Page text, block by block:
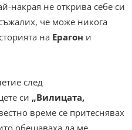
накрая не открива себе си
че може никога
на Ерагон и
след
си „Вилицата,
време се притеснявах